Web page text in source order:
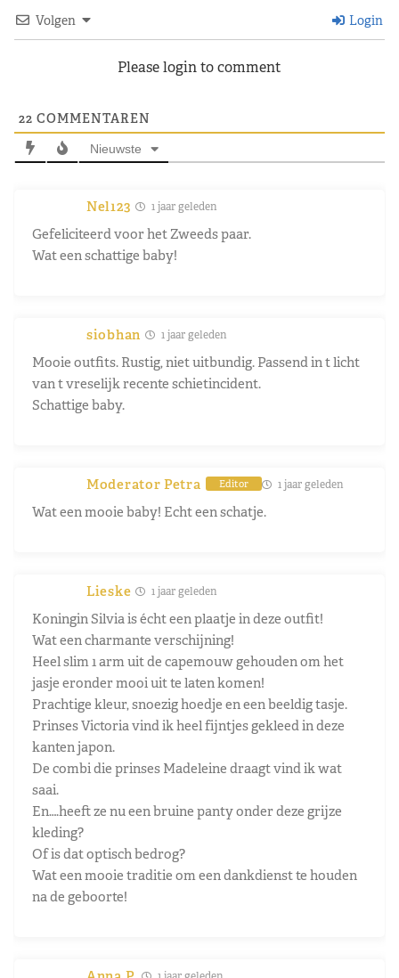
Volgen Login
Please login to comment
22 COMMENTAREN
Nieuwste
Nel123 1 jaar geleden
Gefeliciteerd voor het Zweeds paar.
Wat een schattige baby!
siobhan 1 jaar geleden
Mooie outfits. Rustig, niet uitbundig. Passend in t licht
van t vreselijk recente schietincident.
Schattige baby.
Moderator Petra Editor 1 jaar geleden
Wat een mooie baby! Echt een schatje.
Lieske 1 jaar geleden
Koningin Silvia is écht een plaatje in deze outfit!
Wat een charmante verschijning!
Heel slim 1 arm uit de capemouw gehouden om het
jasje eronder mooi uit te laten komen!
Prachtige kleur, snoezig hoedje en een beeldig tasje.
Prinses Victoria vind ik heel fijntjes gekleed in deze
kanten japon.
De combi die prinses Madeleine draagt vind ik wat
saai.
En….heeft ze nu een bruine panty onder deze grijze
kleding?
Of is dat optisch bedrog?
Wat een mooie traditie om een dankdienst te houden
na de geboorte!